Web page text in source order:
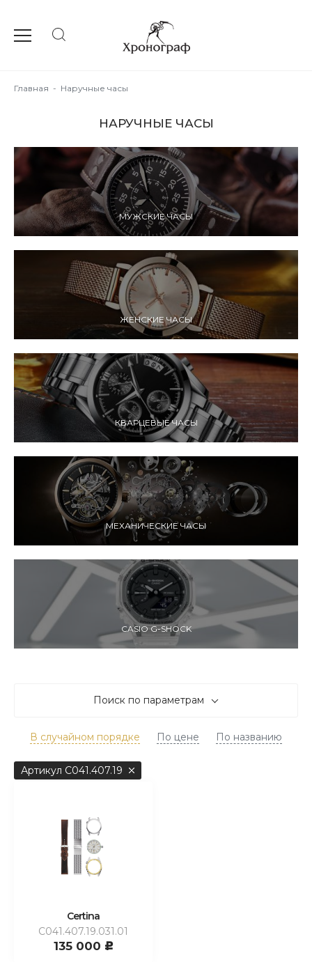
Главная - Наручные часы
НАРУЧНЫЕ ЧАСЫ
МУЖСКИЕ ЧАСЫ
ЖЕНСКИЕ ЧАСЫ
КВАРЦЕВЫЕ ЧАСЫ
МЕХАНИЧЕСКИЕ ЧАСЫ
CASIO G-SHOCK
Поиск по параметрам
В случайном порядке По цене По названию
Артикул C041.407.19
Certina
C041.407.19.031.01
135 000 c